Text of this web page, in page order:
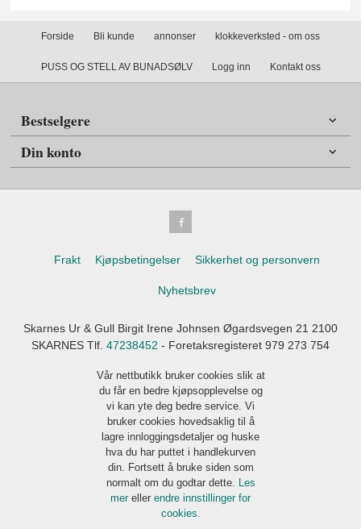
Forside Bli kunde annonser klokkeverksted - om oss
PUSS OG STELL AV BUNADSØLV Logg inn Kontakt oss
Bestselgere
Din konto
Frakt Kjøpsbetingelser Sikkerhet og personvern
Nyhetsbrev
Skarnes Ur & Gull Birgit Irene Johnsen Øgardsvegen 21 2100
SKARNES Tlf. 47238452 - Foretaksregisteret 979 273 754
Vår nettbutikk bruker cookies slik at
du får en bedre kjøpsopplevelse og
vi kan yte deg bedre service. Vi
bruker cookies hovedsaklig til å
lagre innloggingsdetaljer og huske
hva du har puttet i handlekurven
din. Fortsett å bruke siden som
normalt om du godtar dette. Les
mer eller endre innstillinger for
cookies.